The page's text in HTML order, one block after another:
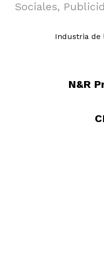
Sociales,
Industria de
N&R